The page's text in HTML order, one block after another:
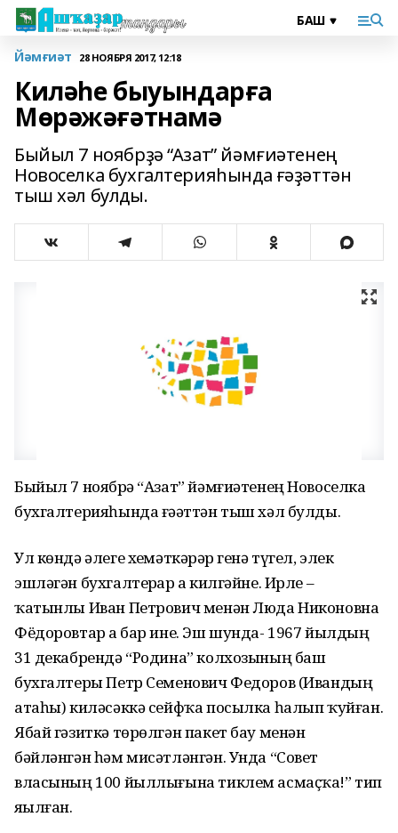
Йәмғиәт 28 НОЯБРЯ 2017, 12:18
Киләһе быуындарға
Мөрәжәғәтнамә
Быйыл 7 ноябрҙә “Азат” йәмғиәтенең
Новоселка бухгалтерияһында ғәҙәттән
тыш хәл булды.
Быйыл 7 ноябрҙә “Азат” йәмғиәтенең Новоселка
бухгалтерияһында ғәҙәттән тыш хәл булды.
Ул көндә әлеге хеҙмәткәрҙәр генә түгел, элек
эшләгән бухгалтерҙар ҙа килгәйне. Ирле –
ҡатынлы Иван Петрович менән Люда Никоновна
Фёдоровтар ҙа бар ине. Эш шунда- 1967 йылдың
31 декабрендә “Родина” колхозының баш
бухгалтеры Петр Семенович Федоров (Ивандың
атаһы) киләсәккә сейфҡа посылка һалып ҡуйған.
Ябай гәзиткә төрөлгән пакет бау менән
бәйләнгән һәм мисәтләнгән. Унда “Совет
власының 100 йыллығына тиклем асмаҫҡа!” тип
яҙылған.